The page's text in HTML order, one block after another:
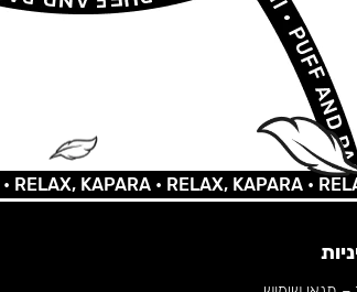
KAPARA •RELAX, KAPARA •RELAX,